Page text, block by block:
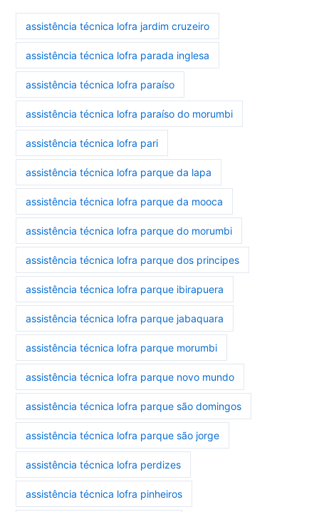
assistência técnica lofra jardim cruzeiro
assistência técnica lofra parada inglesa
assistência técnica lofra paraíso
assistência técnica lofra paraíso do morumbi
assistência técnica lofra pari
assistência técnica lofra parque da lapa
assistência técnica lofra parque da mooca
assistência técnica lofra parque do morumbi
assistência técnica lofra parque dos principes
assistência técnica lofra parque ibirapuera
assistência técnica lofra parque jabaquara
assistência técnica lofra parque morumbi
assistência técnica lofra parque novo mundo
assistência técnica lofra parque são domingos
assistência técnica lofra parque são jorge
assistência técnica lofra perdizes
assistência técnica lofra pinheiros